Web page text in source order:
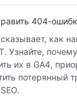
404-
как
Узнайте,
их в GA4,
потерянный